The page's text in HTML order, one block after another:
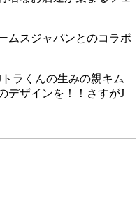
ムスジャパンとのコラボ
ラくんの生みの親キム
デザインを！！さすがJ